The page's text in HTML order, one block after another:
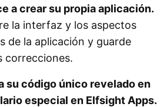
a crear su propia aplicación.
la interfaz y los aspectos
de la aplicación y guarde
correcciones.
su código único revelado en
especial en Elfsight Apps.